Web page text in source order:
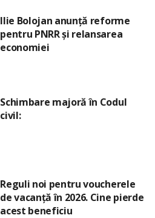
Ilie Bolojan anunță reforme
pentru PNRR și relansarea
economiei
Schimbare majoră în Codul
civil:
Reguli noi pentru voucherele
de vacanță în 2026. Cine pierde
acest beneficiu